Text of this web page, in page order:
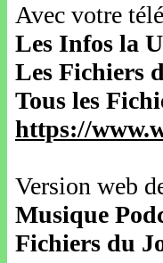
Avec votre
Les Infos la
Les Fichiers
Tous les
https://
Version web
Musique
Fichiers du